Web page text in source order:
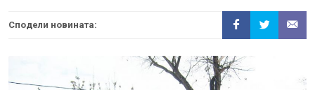
Сподели новината: